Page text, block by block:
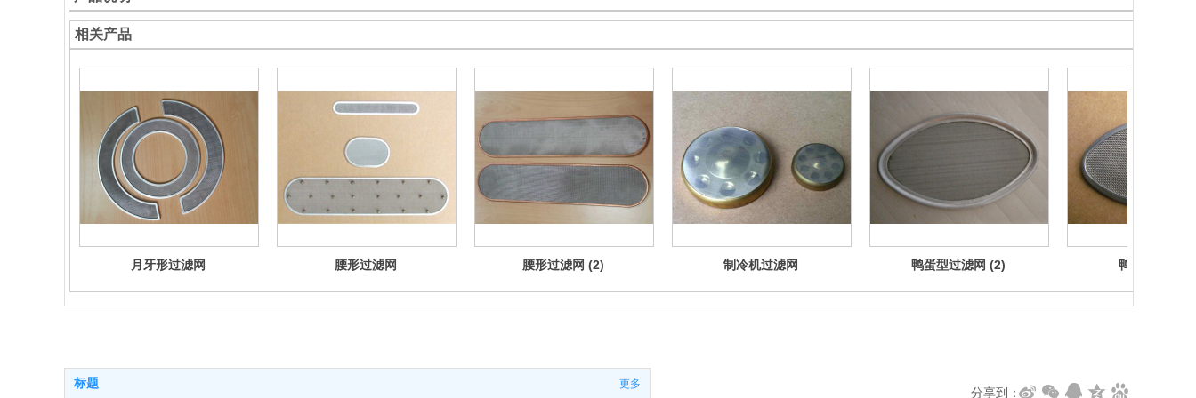
相关产品
月牙形过滤网 腰形过滤网 腰形过滤网 (2) 制冷机过滤网 鸭蛋型过滤网 (2) 鸭蛋型过滤网
标题 更多
分享到：